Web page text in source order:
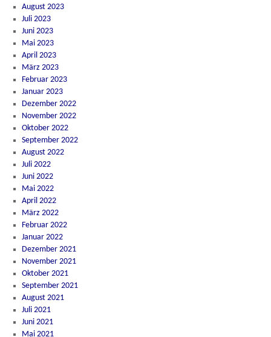
August 2023
Juli 2023
Juni 2023
Mai 2023
April 2023
März 2023
Februar 2023
Januar 2023
Dezember 2022
November 2022
Oktober 2022
September 2022
August 2022
Juli 2022
Juni 2022
Mai 2022
April 2022
März 2022
Februar 2022
Januar 2022
Dezember 2021
November 2021
Oktober 2021
September 2021
August 2021
Juli 2021
Juni 2021
Mai 2021